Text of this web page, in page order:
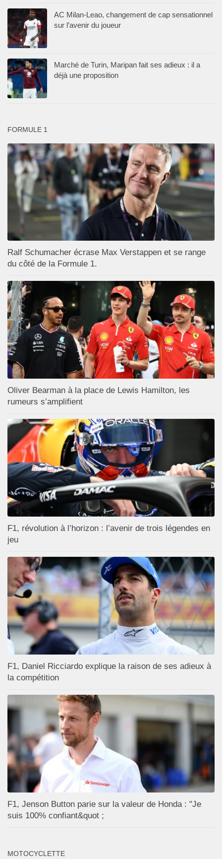
AC Milan-Leao, changement de cap sensationnel
sur l’avenir du joueur
Marché de Turin, Maripan fait ses adieux : il a
déjà une proposition
FORMULE 1
Ralf Schumacher écrase Max Verstappen et se range
du côté de la Formule 1.
Oliver Bearman à la place de Lewis Hamilton, les
rumeurs s’amplifient
F1, révolution à l’horizon : l’avenir de trois légendes en
jeu
F1, Daniel Ricciardo explique la raison de ses adieux à
la compétition
F1, Jenson Button parie sur la valeur de Honda : "Je
suis 100% confiant&quot ;
MOTOCYCLETTE